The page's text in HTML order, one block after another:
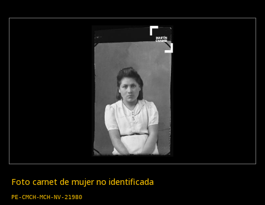
Foto carnet de mujer no identificada
PE-CMCH-MCH-NV-21980